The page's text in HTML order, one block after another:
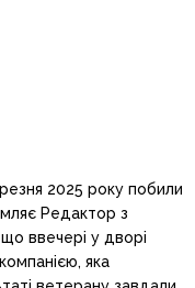
2025 року побили
Редактор з
ввечері у дворі
яка